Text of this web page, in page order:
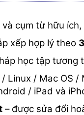
cụm từ hữu ích,
xếp hợp lý theo
học tập tương
Linux / Mac OS
/ iPad và
– được sửa đổi